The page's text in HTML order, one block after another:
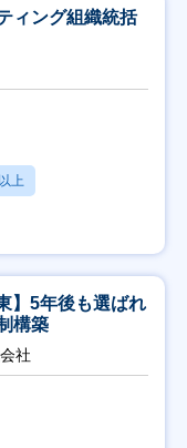
ィング組織統括
上
】5年後も選ばれ
構築
社